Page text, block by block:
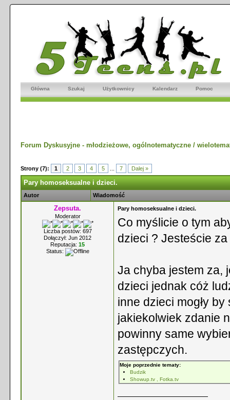
Główna Szukaj Użytkownicy Kalendarz Pomoc
Forum Dyskusyjne - młodzieżowe, ogólnotematyczne /
Strony (7): 1 2 3 4 5 7 Dalej »
Pary homoseksualne i dzieci.
Autor Wiadomość
Zepsuta.
Moderator
Liczba postów: 697
Dołączył: Jun 2012
Reputacja: 15
Status:
Pary homoseksualne i dzieci.
Co myślicie o tym
dzieci ? Jesteście
Ja chyba jestem za,
dzieci jednak cóż
inne dzieci mogły
jakiekolwiek zdanie
powinny same
zastępczych.
Moje poprzednie tematy:
Budzik
Showup.tv , Fotka.tv